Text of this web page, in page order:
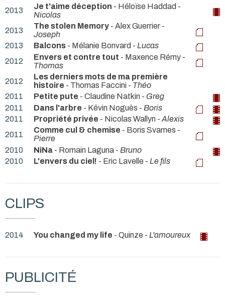
2013
Je t'aime déception - Héloïse Haddad -
Nicolas
2013
The stolen Memory - Alex Guerrier -
Joseph
2013
Balcons - Mélanie Bonvard - Lucas
2012
Envers et contre tout - Maxence Rémy -
Thomas
2012
Les derniers mots de ma première
histoire - Thomas Faccini - Théo
2011
Petite pute - Claudine Natkin - Greg
2011
Dans l'arbre - Kévin Noguès - Boris
2011
Propriété privée - Nicolas Wallyn - Alexis
2011
Comme cul & chemise - Boris Svames -
Pierre
2010
NiNa - Romain Laguna - Bruno
2010
L'envers du ciel! - Eric Lavelle - Le fils
CLIPS
2014 You changed my life - Quinze - L'amoureux
PUBLICITÉ